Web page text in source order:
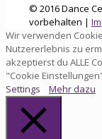
© 2016 Dance
vorbehalten |
Wir verwenden
Nutzererlebnis zu
akzeptierst du ALLE
"Cookie
Settings
Mehr dazu